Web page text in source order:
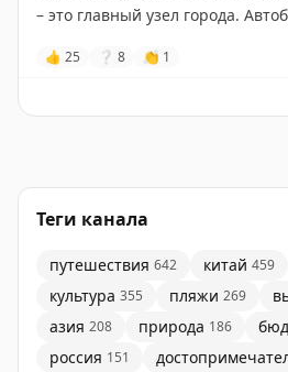
животными – это всегда
видно животных в открытых
🔖Полезная информация
物园
📍Точка на картеAmap
https://www.amap.com/place/
💰 Цена: 115 юаней(взрослый);
– это главный узел города.
AmapилиBaidu– там сразу
через приложение. В Китае
поездка была вчера, ездили в
обошлось в 130 юаней.
А ещё тут очень популярны
👍 25 ❔ 8 👏 1
Теги канала
путешествия 642 китай 459
культура 355 пляжи 269
азия 208 природа 186
россия 151